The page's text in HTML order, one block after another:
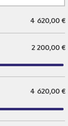
4 620,00 €
2 200,00 €
4 620,00 €